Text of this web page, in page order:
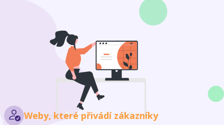
Weby, které přivádí zákazníky